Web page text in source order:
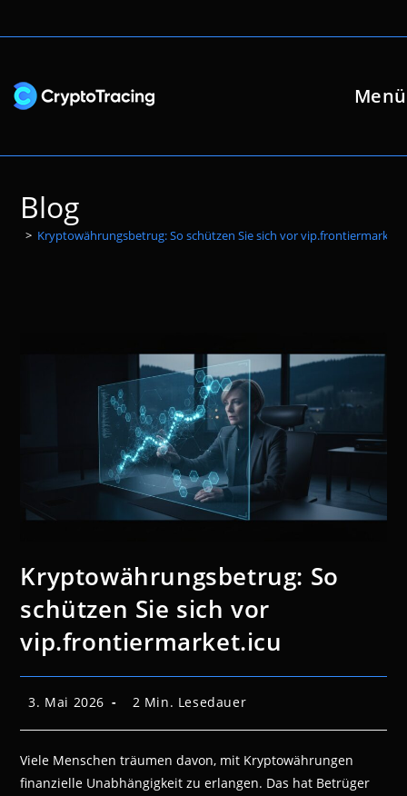
Inhalt
Menü
Blog
> Kryptowährungsbetrug: So schützen Sie sich vor
Kryptowährungsbetrug: So
schützen Sie sich vor
vip.frontiermarket.icu
Beitrag
3. Mai 2026 Lesedauer:
2 Min. Lesedauer
Viele Menschen träumen davon, mit Kryptowährungen
finanzielle Unabhängigkeit zu erlangen. Das hat Betrüger